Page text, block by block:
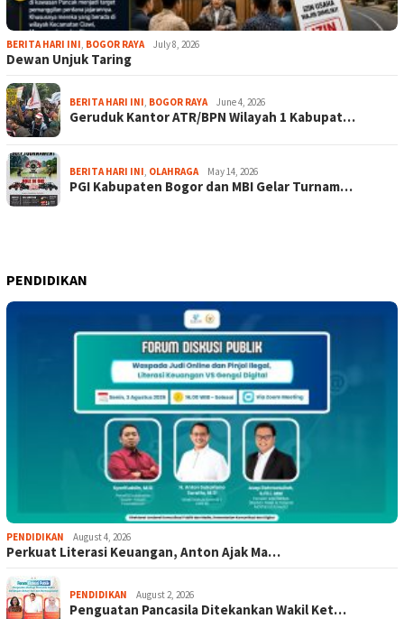
BERITA HARI INI, BOGOR RAYA July 8, 2026
Dewan Unjuk Taring
BERITA HARI INI, BOGOR RAYA June 4, 2026
Geruduk Kantor ATR/BPN Wilayah 1 Kabupat…
BERITA HARI INI, OLAHRAGA May 14, 2026
PGI Kabupaten Bogor dan MBI Gelar Turnam…
PENDIDIKAN
PENDIDIKAN August 4, 2026
Perkuat Literasi Keuangan, Anton Ajak Ma…
PENDIDIKAN August 2, 2026
Penguatan Pancasila Ditekankan Wakil Ket…